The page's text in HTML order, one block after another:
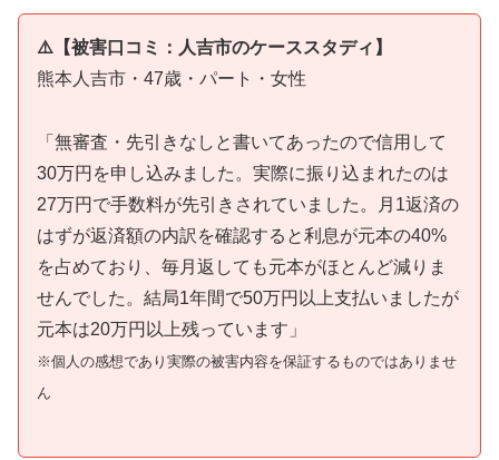
⚠️【被害口コミ：人吉市のケーススタディ】
熊本人吉市・47歳・パート・女性
「無審査・先引きなしと書いてあったので信用して
30万円を申し込みました。実際に振り込まれたのは
27万円で手数料が先引きされていました。月1返済の
はずが返済額の内訳を確認すると利息が元本の40%
を占めており、毎月返しても元本がほとんど減りま
せんでした。結局1年間で50万円以上支払いましたが
元本は20万円以上残っています」
※個人の感想であり実際の被害内容を保証するものではありませ
ん